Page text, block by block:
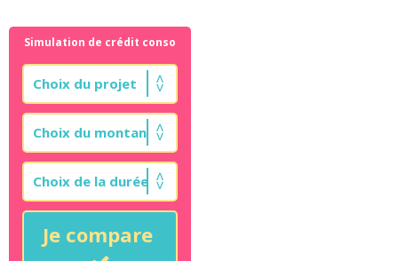
Simulation de crédit conso
Je compare